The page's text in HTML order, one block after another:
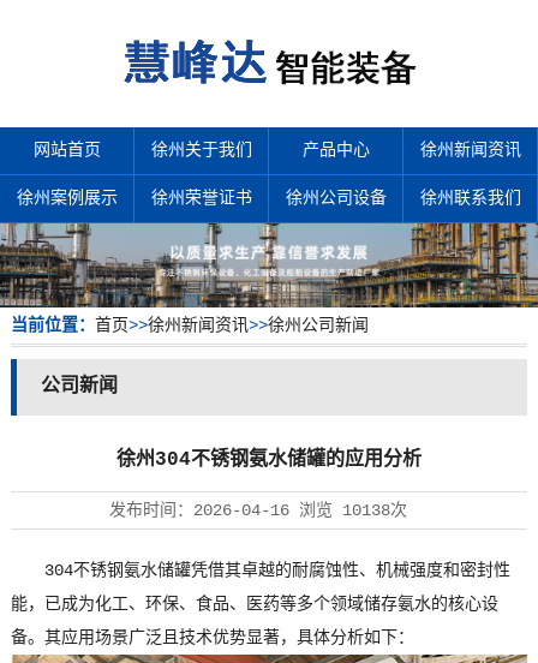
网站首页 徐州关于我们 产品中心 徐州新闻资讯
徐州案例展示 徐州荣誉证书 徐州公司设备 徐州联系我们
当前位置： 首页>>徐州新闻资讯>>徐州公司新闻
公司新闻
徐州304不锈钢氨水储罐的应用分析
发布时间： 2026-04-16浏览 10138次
304不锈钢氨水储罐凭借其卓越的耐腐蚀性、机械强度和密封性
能，已成为化工、环保、食品、医药等多个领域储存氨水的核心设
备。其应用场景广泛且技术优势显著，具体分析如下：